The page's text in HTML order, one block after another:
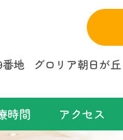
地 グロリア朝日が丘
時間 アクセス